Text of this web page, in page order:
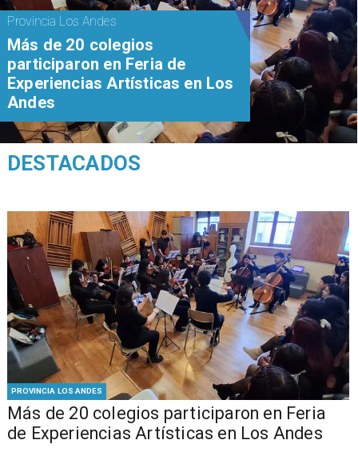
PROVINCIA LOS ANDES
Más de 20 colegios participaron en Feria
de Experiencias Artísticas en Los Andes
Provincia Los Andes
Más de 20 colegios
participaron en Feria de
Experiencias Artísticas en Los
Andes
DESTACADOS